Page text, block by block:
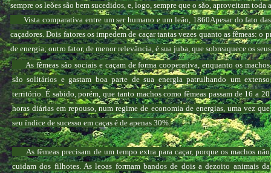
sempre os leões são bem sucedidos, e, logo, sempre que o são, aproveitam
Vista comparativa entre um ser humano e um leão, 1860Apesar do fato das
caçadores. Dois fatores os impedem de caçar tantas vezes quanto as fêmeas:
de energia; outro fator, de menor relevância, é sua juba, que sobreaquece os
As fêmeas são sociais e caçam de forma cooperativa, enquanto os machos
são solitários e gastam boa parte de sua energia patrulhando um extenso
território. É sabido, porém, que tanto machos como fêmeas passam de 16 a 20
horas diárias em repouso, num regime de economia de energias, uma vez que
seu índice de sucesso em caças é de apenas 30%.
As fêmeas precisam de um tempo extra para caçar, porque os machos não
cuidam dos filhotes. As leoas formam bandos de dois a dezoito animais da